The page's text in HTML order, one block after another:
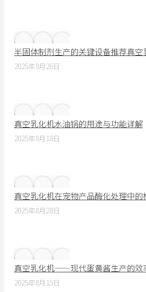
半固体制剂生产的关键设备推荐真空
2025年9月26日
真空乳化机水油锅的用途与功能详解
2025年9月18日
真空乳化机在宠物产品酶化处理中
2025年8月28日
真空乳化机——现代蛋黄酱生产的效
2025年8月15日